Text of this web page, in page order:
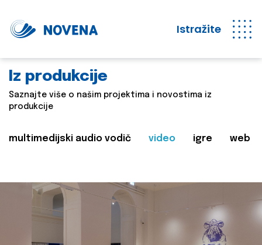
Istražite
Iz produkcije
Saznajte više o našim projektima i novostima iz
produkcije
multimedijski audio vodič video igre web